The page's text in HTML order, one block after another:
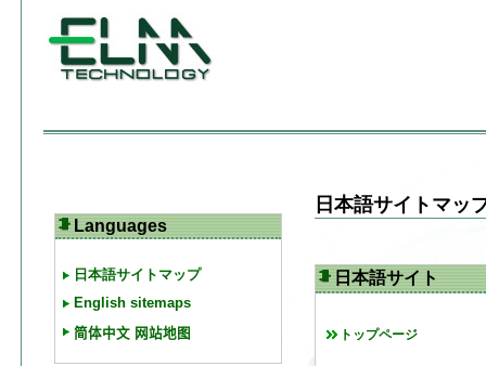
Languages
日本語サイトマップ
English sitemaps
简体中文 网站地图
日本語サイトマッ
日本語サイト
トップページ